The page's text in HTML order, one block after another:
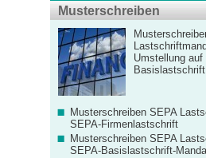
Musterschreiben
Umstellung auf
Basislastschrift
Musterschreiben SEPA
SEPA-Firmenlastschrift
Musterschreiben SEPA
SEPA-Basislastschrift-